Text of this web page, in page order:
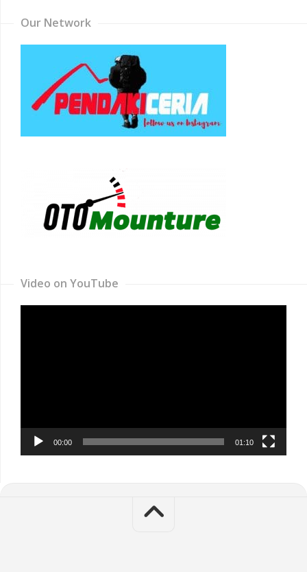
Our Network
Video on YouTube
00:00 01:10